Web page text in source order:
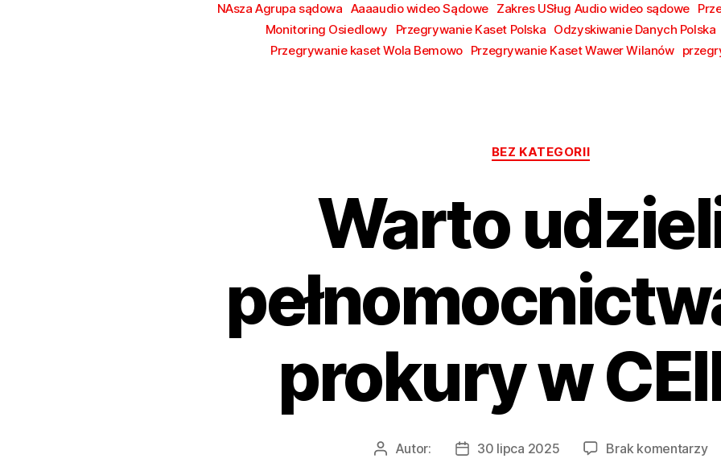
NAsza Agrupa sądowa Aaaaudio wideo Sądowe Zakres USług Audio wideo sądowe
Monitoring Osiedlowy
Przegrywanie Kaset Polska Odzyskiwanie Danych Polska
Przegrywanie kaset Wola Bemowo Przegrywanie Kaset Wawer Wilanów
Kategorie
BEZ KATEGORII
Warto
prokury w
AutorAutor:
Data30 lipca 2025 Brak komentarzy